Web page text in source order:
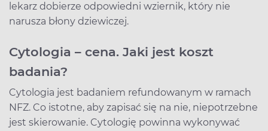
lekarz dobierze odpowiedni wziernik, który nie
narusza błony dziewiczej.
Cytologia – cena. Jaki jest koszt
badania?
Cytologia jest badaniem refundowanym w ramach
NFZ. Co istotne, aby zapisać się na nie, niepotrzebne
jest skierowanie. Cytologię powinna wykonywać